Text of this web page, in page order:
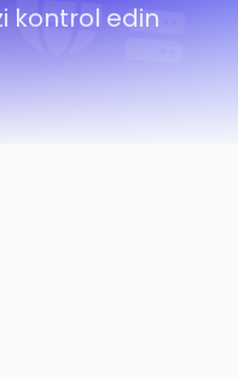
kontrol edin